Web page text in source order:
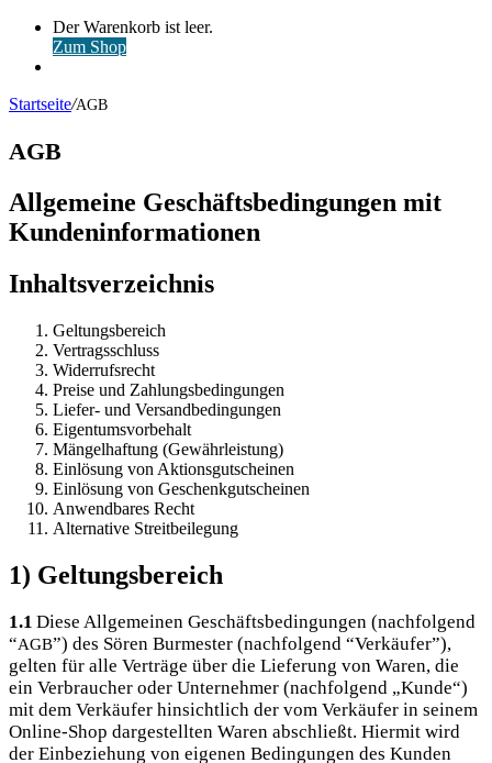
Warenkorb
ansehen
Der Warenkorb ist leer.
Zum Shop
Startseite/AGB
AGB
Allgemeine Geschäftsbedingungen mit
Kundeninformationen
Inhaltsverzeichnis
Gel­tungs­be­reich
Ver­trags­schluss
Wider­rufs­recht
Prei­se und Zahlungsbedingungen
Lie­fer- und Versandbedingungen
Eigen­tums­vor­be­halt
Män­gel­haf­tung (Gewähr­leis­tung)
Ein­lö­sung von Aktionsgutscheinen
Ein­lö­sung von Geschenkgutscheinen
Anwend­ba­res Recht
Alter­na­ti­ve Streitbeilegung
1) Geltungsbereich
1.1 Die­se All­ge­mei­nen Geschäfts­be­din­gun­gen (nach­fol­gend
“AGB”) des Sören Bur­mes­ter (nach­fol­gend “Ver­käu­fer”),
gel­ten für alle Ver­trä­ge über die Lie­fe­rung von Waren, die
ein Ver­brau­cher oder Unter­neh­mer (nach­fol­gend „Kun­de“)
mit dem Ver­käu­fer hin­sicht­lich der vom Ver­käu­fer in sei­nem
Online-Shop dar­ge­stell­ten Waren abschließt. Hier­mit wird
der Ein­be­zie­hung von eige­nen Bedin­gun­gen des Kun­den